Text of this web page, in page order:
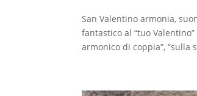
San Valentino armonia,
fantastico al “tuo
armonico di coppia”, “sulla